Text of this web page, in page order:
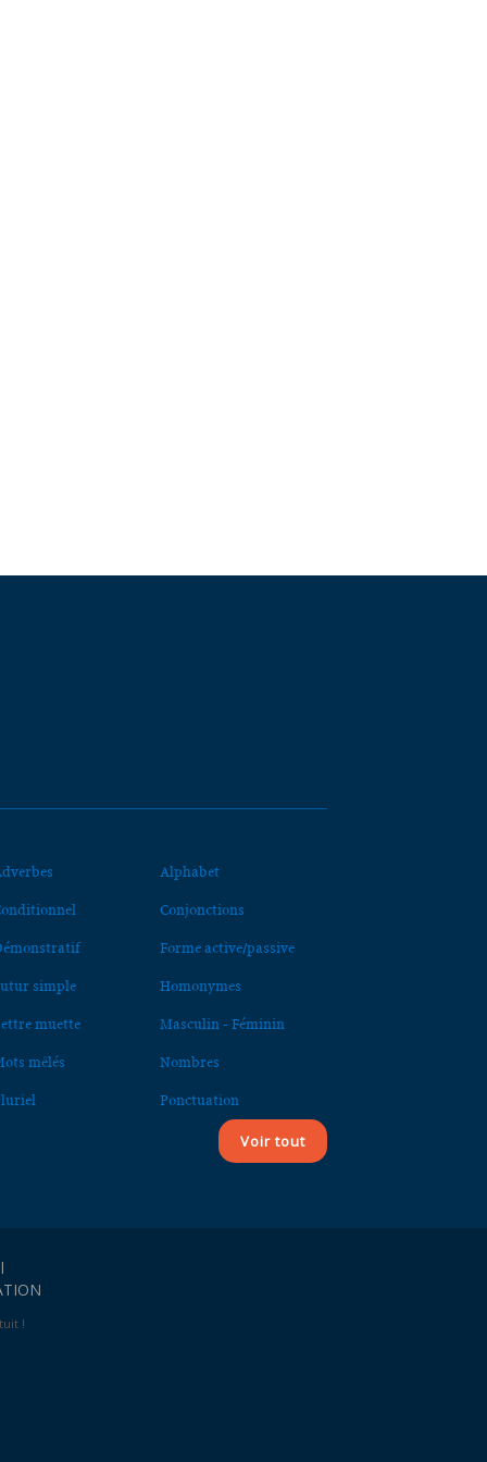
Alphabet
Conjonctions
Forme active/passive
simple Homonymes
muette Masculin - Féminin
mêlés Nombres
Ponctuation
Voir tout
!